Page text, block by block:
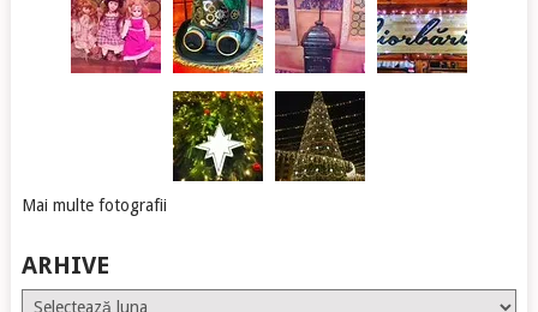
Mai multe fotografii
ARHIVE
Arhive